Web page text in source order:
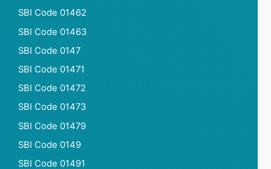
SBI Code 01462
SBI Code 01463
SBI Code 0147
SBI Code 01471
SBI Code 01472
SBI Code 01473
SBI Code 01479
SBI Code 0149
SBI Code 01491